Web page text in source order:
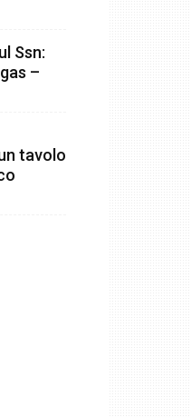
Ssn:
–
tavolo